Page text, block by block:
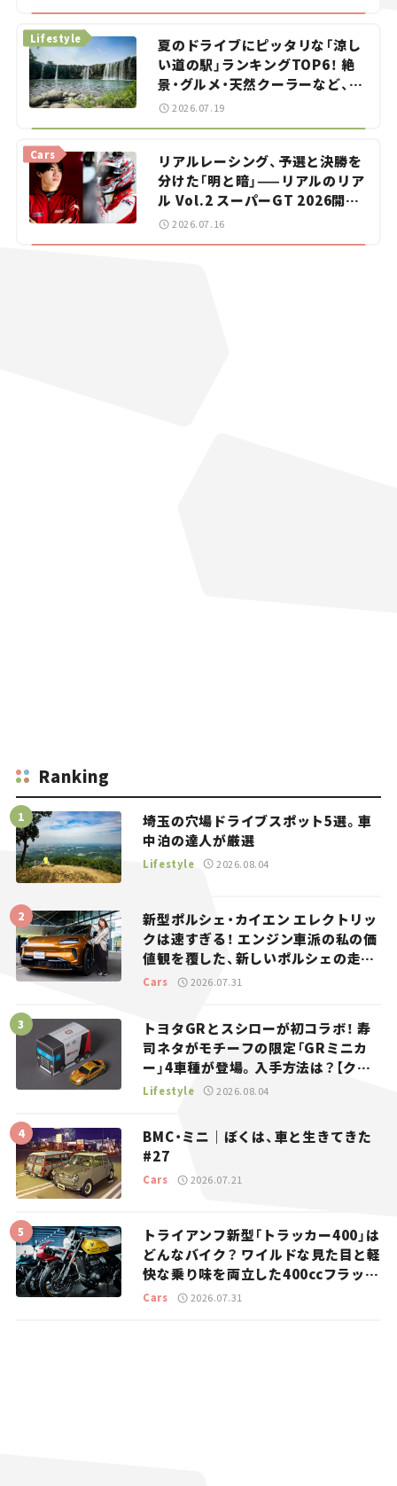
夏のドライブにピッタリな「涼し
い道の駅」ランキングTOP6！ 絶
景・グルメ・天然クーラーなど、避
暑におすすめのスポットを紹介
Lifestyle
2026.07.19
リアルレーシング、予選と決勝を
分けた「明と暗」——リアルのリア
ル Vol.2 スーパーGT 2026開幕
戦 岡山国際サーキット
Cars
2026.07.16
Ranking
埼玉の穴場ドライブスポット5選。車
中泊の達人が厳選
Lifestyle 2026.08.04
新型ポルシェ・カイエン エレクトリッ
クは速すぎる！ エンジン車派の私の価
値観を覆した、新しいポルシェの走
り。
Cars 2026.07.31
トヨタGRとスシローが初コラボ！ 寿
司ネタがモチーフの限定「GRミニカ
ー」4車種が登場。入手方法は？【クル
マとホビー】
Lifestyle 2026.08.04
BMC・ミニ｜ぼくは、車と生きてきた
#27
Cars 2026.07.21
トライアンフ新型「トラッカー400」は
どんなバイク？ ワイルドな見た目と軽
快な乗り味を両立した400ccフラット
トラッカー【試乗レビュー】
Cars 2026.07.31